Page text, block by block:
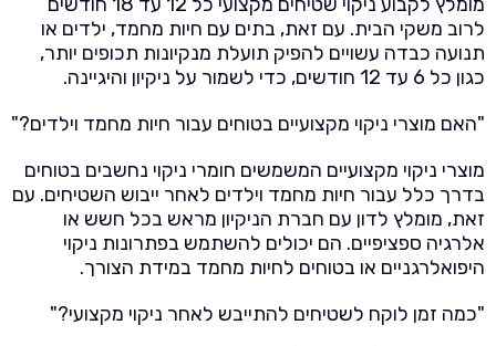
לרוב משקי הבית. עם זאת, בתים עם חיות מחמד, ילדים או
תנועה כבדה עשויים להפיק תועלת מנקיונות תכופים יותר,
כגון כל 6 עד 12 חודשים, כדי לשמור על ניקיון והיגיינה.
"האם מוצרי ניקוי מקצועיים בטוחים עבור חיות מחמד וילדים?"
מוצרי ניקוי מקצועיים המשמשים חומרי ניקוי נחשבים בטוחים
בדרך כלל עבור חיות מחמד וילדים לאחר ייבוש השטיחים. עם
זאת, מומלץ לדון עם חברת הניקיון מראש בכל חשש או
אלרגיה ספציפיים. הם יכולים להשתמש בפתרונות ניקוי
היפואלרגניים או בטוחים לחיות מחמד במידת הצורך.
"כמה זמן לוקח לשטיחים להתייבש לאחר ניקוי מקצועי?"